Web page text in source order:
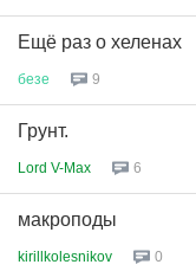
Ещё раз о хеленах
безе 9
Грунт.
Lord V-Max 6
макроподы
kirillkolesnikov 0